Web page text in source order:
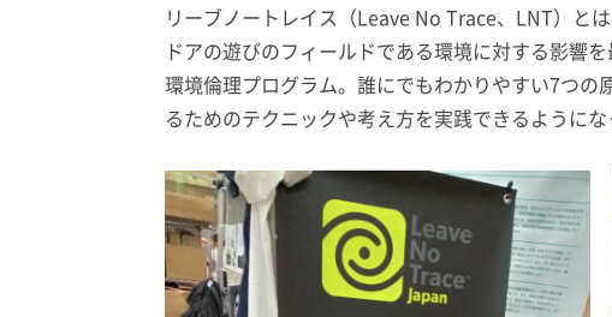
リーブノートレイス（Leave No Trace、LNT）と
ドアの遊びのフィールドである環境に対する影響
環境倫理プログラム。誰にでもわかりやすい7つの
るためのテクニックや考え方を実践できるようにな